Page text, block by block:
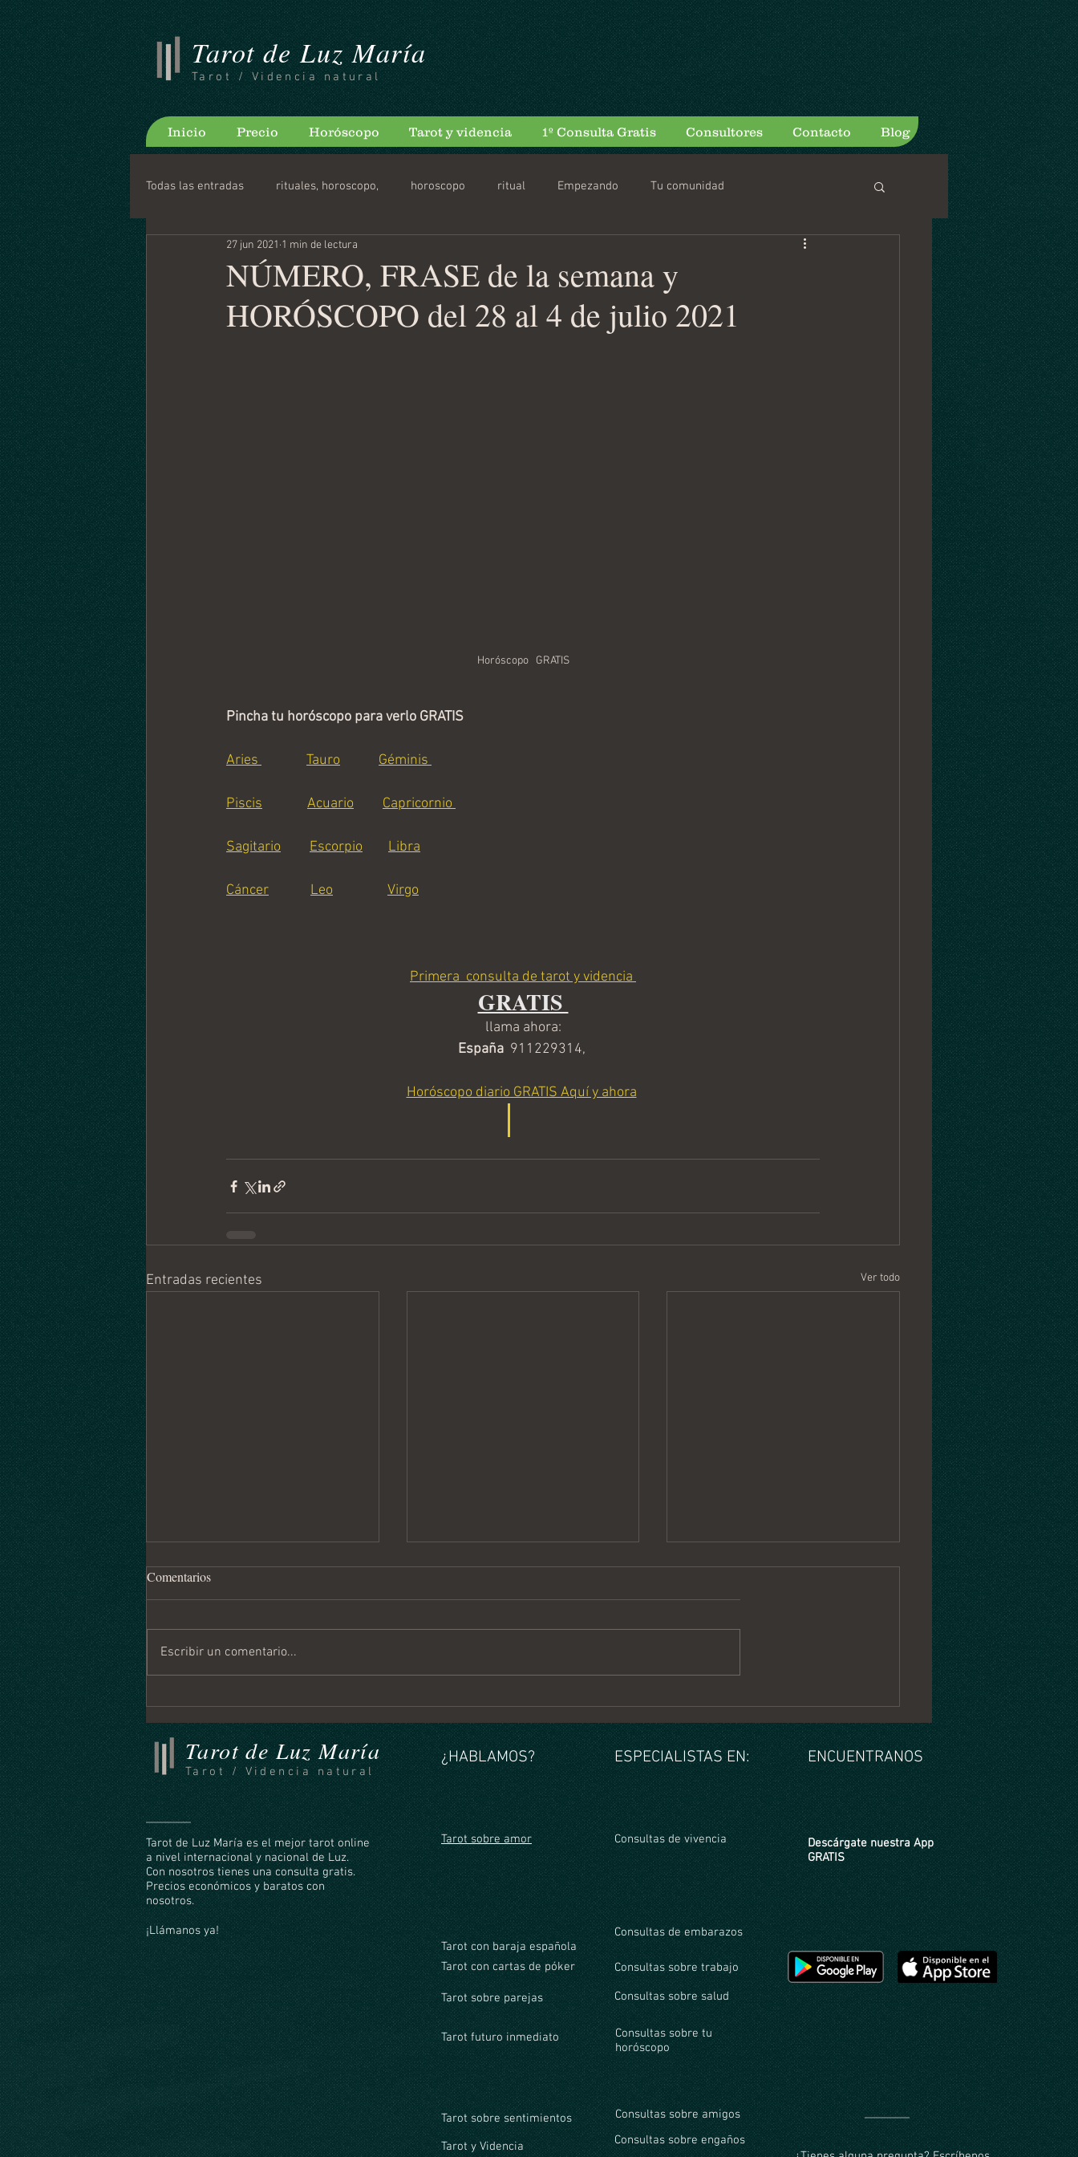
Tarot de Luz María
Tarot / Videncia natural
Inicio Precio Horóscopo Tarot y videncia 1º Consulta Gratis Consultores Contacto Blog
Todas las entradas rituales, horoscopo, horoscopo ritual Empezando Tu comunidad
Consejos para bloguear Horoscopo Diario
NÚMERO, FRASE de la semana y
HORÓSCOPO del 28 al 4 de julio 2021
27 jun 2021 1 min de lectura
Horóscopo   GRATIS
Pincha tu horóscopo para verlo GRATIS
Aries Tauro Géminis
Piscis Acuario Capricornio
Sagitario Escorpio Libra
Cáncer Leo Virgo
Primera  consulta de tarot y videncia
GRATIS
llama ahora:
España 911229314,
Horóscopo diario GRATIS Aquí y ahora
Entradas recientes Ver todo
Horóscopo Mensual Agosto
2026
Horóscopo Semanal del 3 al 9
de Agosto 2026
Horóscopo Semanal del 27 Julio
al 2 de Agosto 2026
Comentarios
Escribir un comentario...
Tarot de Luz María
Tarot / Videncia natural
¿HABLAMOS? ESPECIALISTAS EN: ENCUENTRANOS
Tarot de Luz María es el mejor tarot online
a nivel internacional y nacional de Luz.
Con nosotros tienes una consulta gratis.
Precios económicos y baratos con
nosotros.
¡Llámanos ya!
Tarot sobre amor Consultas de vivencia
Descárgate nuestra App
GRATIS
Consultas de embarazos
Tarot con baraja española
Tarot con cartas de póker
Tarot sobre parejas
Tarot futuro inmediato
Consultas sobre trabajo
Consultas sobre salud
Consultas sobre tu
horóscopo
Tarot sobre sentimientos Consultas sobre amigos
Tarot y Videncia
Consultas sobre engaños